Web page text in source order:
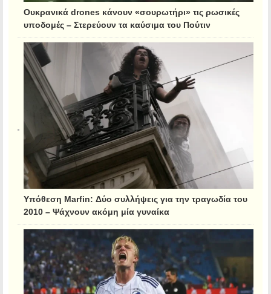
Ουκρανικά drones κάνουν «σουρωτήρι» τις ρωσικές
υποδομές – Στερεύουν τα καύσιμα του Πούτιν
Υπόθεση Marfin: Δύο συλλήψεις για την τραγωδία του
2010 – Ψάχνουν ακόμη μία γυναίκα